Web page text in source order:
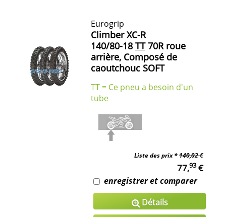
Eurogrip
Climber XC-R
140/80-18 TT70R roue
arrière, Composé de
caoutchouc SOFT
TT = Ce pneu a besoin d'un
tube
Liste des prix *140,02 €
77,93€
enregistrer et comparer
Détails